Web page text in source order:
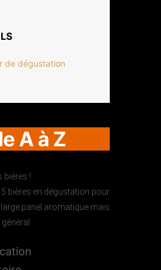
de dégustation
A à Z
bières !
bières en dégustation pour
panel aromatique mais
: